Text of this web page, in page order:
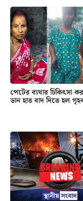
পেটের ব্যথার চিকিৎসা
ডান হাত বাদ দিতে হল